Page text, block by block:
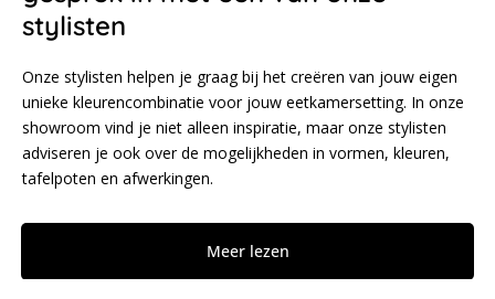
stylisten
Onze stylisten helpen je graag bij het creëren van jouw eigen
unieke kleurencombinatie voor jouw eetkamersetting. In onze
showroom vind je niet alleen inspiratie, maar onze stylisten
adviseren je ook over de mogelijkheden in vormen, kleuren,
tafelpoten en afwerkingen.
Meer lezen